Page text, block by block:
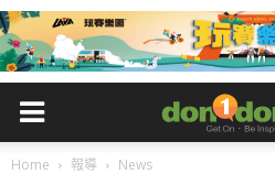
Home 報導 News